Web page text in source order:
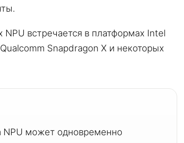
встречается в платформах Intel
Snapdragon X и некоторых
NPU может одновременно